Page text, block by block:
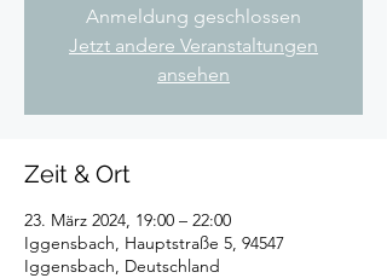
Anmeldung geschlossen
Jetzt andere Veranstaltungen
ansehen
Zeit & Ort
23. März 2024, 19:00 – 22:00
Iggensbach, Hauptstraße 5, 94547
Iggensbach, Deutschland